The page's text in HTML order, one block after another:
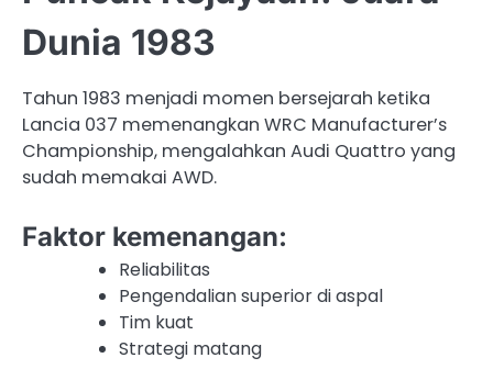
Dunia 1983
Tahun 1983 menjadi momen bersejarah ketika
Lancia 037 memenangkan WRC Manufacturer’s
Championship, mengalahkan Audi Quattro yang
sudah memakai AWD.
Faktor kemenangan:
Reliabilitas
Pengendalian superior di aspal
Tim kuat
Strategi matang